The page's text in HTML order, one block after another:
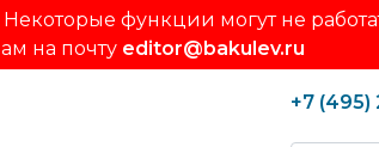
функции могут не
на почту editor@bakulev.ru
+7 (495)